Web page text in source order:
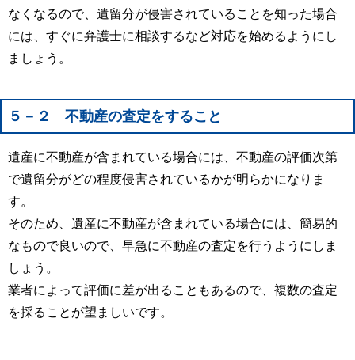
なくなるので、遺留分が侵害されていることを知った場合
には、すぐに弁護士に相談するなど対応を始めるようにし
ましょう。
５－２ 不動産の査定をすること
遺産に不動産が含まれている場合には、不動産の評価次第
で遺留分がどの程度侵害されているかが明らかになりま
す。
そのため、遺産に不動産が含まれている場合には、簡易的
なもので良いので、早急に不動産の査定を行うようにしま
しょう。
業者によって評価に差が出ることもあるので、複数の査定
を採ることが望ましいです。